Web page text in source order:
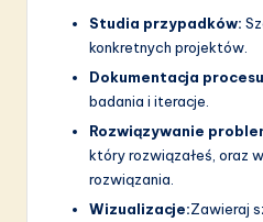
Studia przypadków:
konkretnych projektów.
Dokumentacja
badania i iteracje.
Rozwiązywanie
który rozwiązałeś, oraz
rozwiązania.
Wizualizacje:Zawieraj